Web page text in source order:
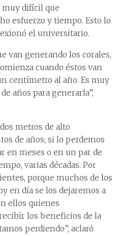
muy difícil que
esfuerzo y tiempo. Esto lo
el universitario.
van generando los corales,
cuando éstos van
centímetro al año. Es muy
años para generarla”,
metros de alto
de años; si lo perdemos
en meses o en un par de
varias décadas. Por
porque muchos de los
en día se los dejaremos a
ellos quienes
los beneficios de la
perdiendo”, aclaró